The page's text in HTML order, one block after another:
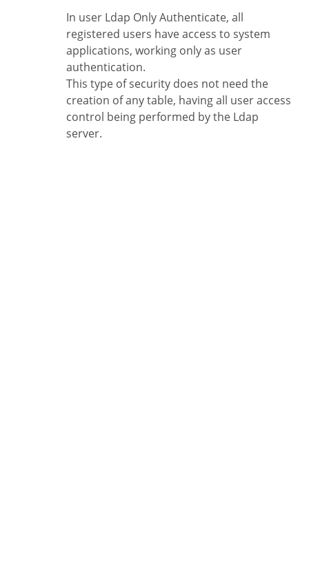
In user Ldap Only Authenticate, all
registered users have access to system
applications, working only as user
authentication.
This type of security does not need the
creation of any table, having all user access
control being performed by the Ldap
server.